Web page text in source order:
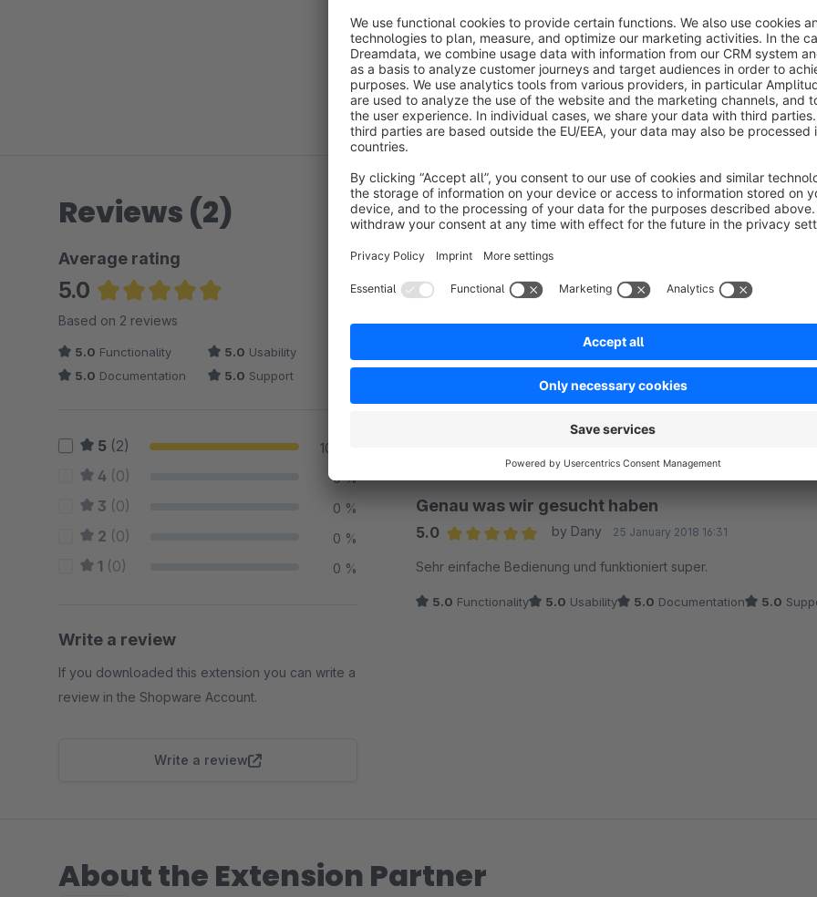
Einzelne Templates zur einfachen und kompletten
Reviews (2)
Average rating
5.0
Average rating of 5 out of 5 stars
Based on 2 reviews
5.0 Functionality 5.0 Usability
5.0 Documentation 5.0 Support
5 (2) 100 %
4 (0) 0 %
3 (0) 0 %
2 (0) 0 %
1 (0) 0 %
Write a review
If you downloaded this extension you can write a
review in the Shopware Account.
Write a review
Sort by
Average rating of 5 out of 5 stars
by Alexander Rohner
Dieses Plagin ist ein MUSS für jeden professionellen
Der Support ist freundlich, schnell und professionell. So macht
Usability 5.0Documentation
Genau was wir gesucht haben
5.0
by Dany 25 January 2018 16:31
Sehr einfache Bedienung und funktioniert super.
5.0 Functionality 5.0 Usability 5.0 Documentation 5.0
About the Extension Partner